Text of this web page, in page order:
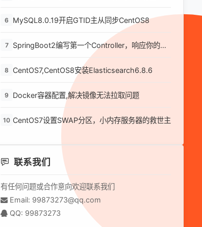
6 MySQL8.0.19开启GTID主从同步CentOS8
7
SpringBoot2编写第一个Controller，响应你的
8 CentOS7,CentOS8安装Elasticsearch6.8.6
9 Docker容器配置,解决镜像无法拉取问题
10 CentOS7设置SWAP分区，小内存服务器的救世主
联系我们
有任何问题或合作意向欢迎联系我们
Email: 99873273@qq.com
QQ: 99873273